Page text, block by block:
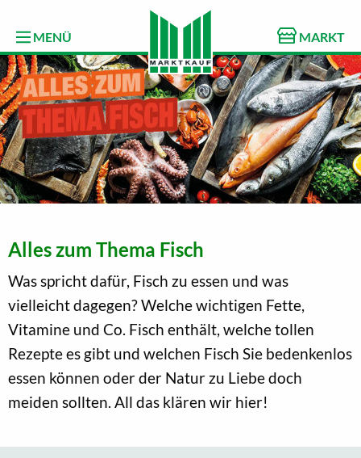
MENÜ MARKT
Alles zum Thema Fisch
Was spricht dafür, Fisch zu essen und was
vielleicht dagegen? Welche wichtigen Fette,
Vitamine und Co. Fisch enthält, welche tollen
Rezepte es gibt und welchen Fisch Sie bedenkenlos
essen können oder der Natur zu Liebe doch
meiden sollten. All das klären wir hier!